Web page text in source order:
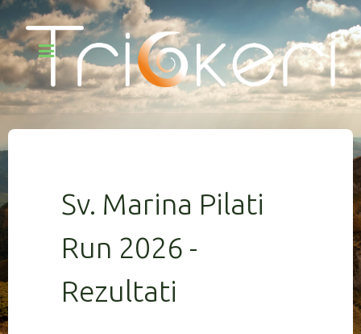
Sv. Marina Pilati
Run 2026 -
Rezultati